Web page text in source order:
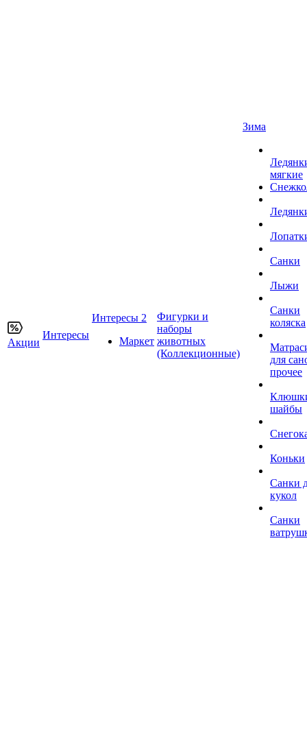
Акции
Интересы
Интересы 2
Маркет
Фигурки и
наборы
животных
(Коллекционные)
Зима
мягкие
Санки
Лыжи
Санки
коляска
для
прочее
шайбы
Коньки
Санки
кукол
Санки